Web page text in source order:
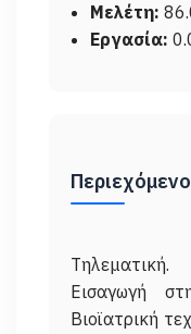
Μελέτη:
Εργασία:
Εισαγωγή
Βιοϊατρική